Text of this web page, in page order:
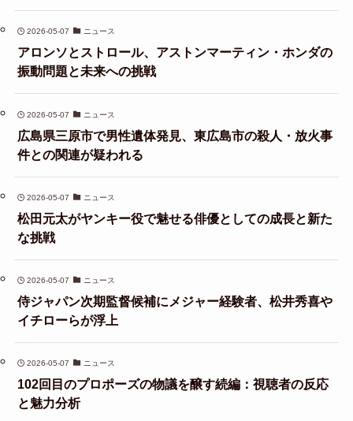
2026-05-07 ニュース
アロンソとストロール、アストンマーティン・ホンダの
振動問題と未来への挑戦
2026-05-07 ニュース
広島県三原市で男性遺体発見、東広島市の殺人・放火事
件との関連が疑われる
2026-05-07 ニュース
松田元太がヤンキー役で魅せる俳優としての成長と新た
な挑戦
2026-05-07 ニュース
侍ジャパン次期監督候補にメジャー経験者、松井秀喜や
イチローらが浮上
2026-05-07 ニュース
102回目のプロポーズの物議を醸す続編：視聴者の反応
と魅力分析